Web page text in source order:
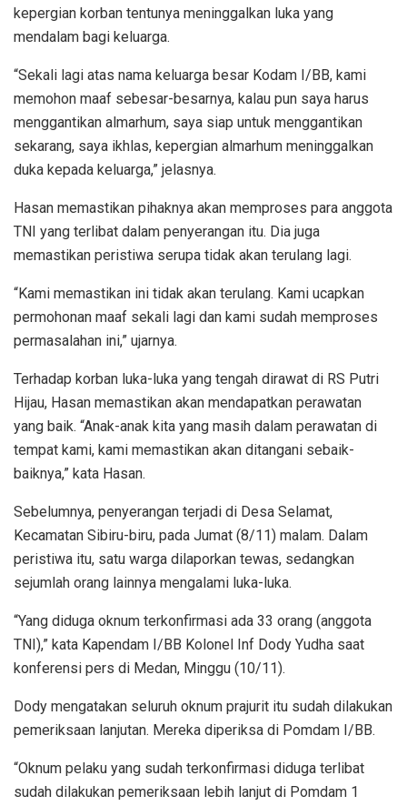
kepergian korban tentunya meninggalkan luka yang
mendalam bagi keluarga.
“Sekali lagi atas nama keluarga besar Kodam I/BB, kami
memohon maaf sebesar-besarnya, kalau pun saya harus
menggantikan almarhum, saya siap untuk menggantikan
sekarang, saya ikhlas, kepergian almarhum meninggalkan
duka kepada keluarga,” jelasnya.
Hasan memastikan pihaknya akan memproses para anggota
TNI yang terlibat dalam penyerangan itu. Dia juga
memastikan peristiwa serupa tidak akan terulang lagi.
“Kami memastikan ini tidak akan terulang. Kami ucapkan
permohonan maaf sekali lagi dan kami sudah memproses
permasalahan ini,” ujarnya.
Terhadap korban luka-luka yang tengah dirawat di RS Putri
Hijau, Hasan memastikan akan mendapatkan perawatan
yang baik. “Anak-anak kita yang masih dalam perawatan di
tempat kami, kami memastikan akan ditangani sebaik-
baiknya,” kata Hasan.
Sebelumnya, penyerangan terjadi di Desa Selamat,
Kecamatan Sibiru-biru, pada Jumat (8/11) malam. Dalam
peristiwa itu, satu warga dilaporkan tewas, sedangkan
sejumlah orang lainnya mengalami luka-luka.
“Yang diduga oknum terkonfirmasi ada 33 orang (anggota
TNI),” kata Kapendam I/BB Kolonel Inf Dody Yudha saat
konferensi pers di Medan, Minggu (10/11).
Dody mengatakan seluruh oknum prajurit itu sudah dilakukan
pemeriksaan lanjutan. Mereka diperiksa di Pomdam I/BB.
“Oknum pelaku yang sudah terkonfirmasi diduga terlibat
sudah dilakukan pemeriksaan lebih lanjut di Pomdam 1